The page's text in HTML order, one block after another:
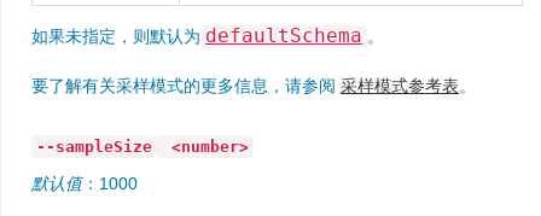
如果未指定，则默认为 defaultSchema 。
要了解有关采样模式的更多信息，请参阅 采样模式参考表。
--sampleSize <number>
默认值：1000